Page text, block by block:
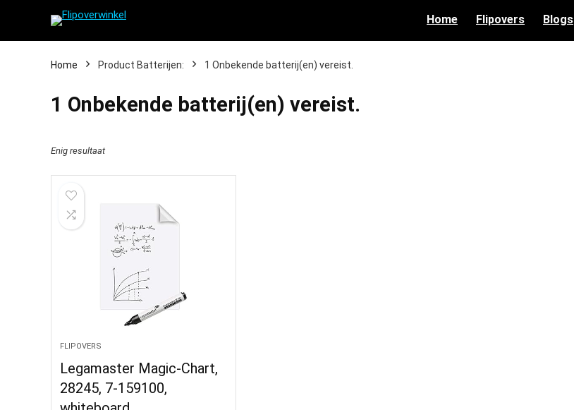
Home Flipovers Blogs
Home Product Batterijen: ‎1 Onbekende batterij(en) vereist.
‎1 Onbekende batterij(en) vereist.
Enig resultaat
FLIPOVERS
Legamaster Magic-Chart,
28245, 7-159100,